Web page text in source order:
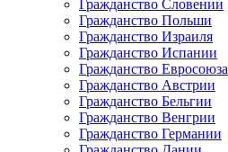
Гражданство Словении
Гражданство Польши
Гражданство Израиля
Гражданство Испании
Гражданство Евросоюза
Гражданство Австрии
Гражданство Бельгии
Гражданство Венгрии
Гражданство Германии